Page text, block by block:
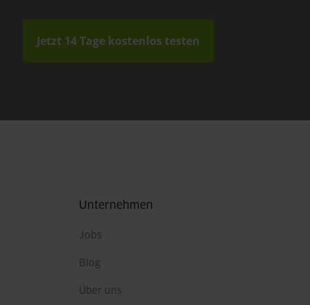
Jetzt 14 Tage kostenlos testen
Unternehmen
Jobs
Blog
Über uns